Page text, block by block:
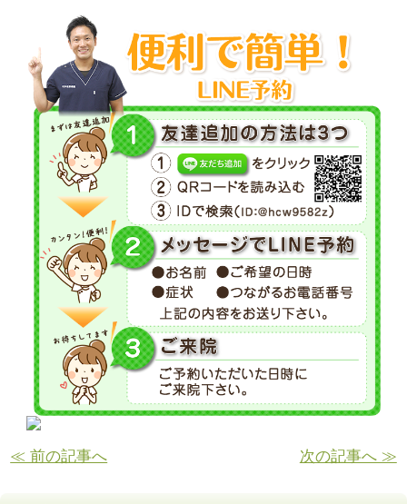
≪ 前の記事へ 次の記事へ ≫